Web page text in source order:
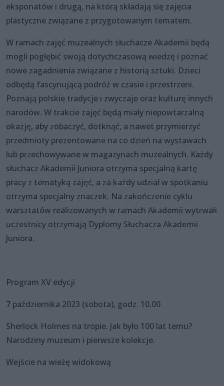
eksponatów i drugą, na którą składają się zajęcia
plastyczne związane z przygotowanym tematem.
W ramach zajęć muzealnych słuchacze Akademii będą
mogli pogłębić swoją dotychczasową wiedzę i poznać
nowe zagadnienia związane z historią sztuki. Dzieci
odbędą fascynującą podróż w czasie i przestrzeni.
Poznają polskie tradycje i zwyczaje oraz kulturę innych
narodów. W trakcie zajęć będą miały niepowtarzalną
okazję, aby zobaczyć, dotknąć, a nawet przymierzyć
przedmioty prezentowane na co dzień na wystawach
lub przechowywane w magazynach muzealnych. Każdy
słuchacz Akademii Juniora otrzyma specjalną kartę
pracy z tematyką zajęć, a za każdy udział w spotkaniu
otrzyma specjalny znaczek. Na zakończenie cyklu
warsztatów realizowanych w ramach Akademii wytrwali
uczestnicy otrzymają Dyplomy Słuchacza Akademii
Juniora.
Program XV edycji
7 października 2023 (sobota), godz. 10.00
Sherlock Holmes na tropie. Jak było 100 lat temu?
Narodziny muzeum i pierwsze kolekcje.
Wejście na wieżę widokową